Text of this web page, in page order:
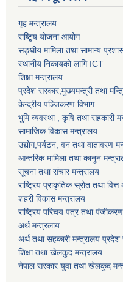
गृह मन्त्रालय
राष्टि्ृय योजना आयोग
सङ्घीय मामिला तथा सामान्य
स्थानीय निकायको लागि ICT
शिक्षा मन्त्रालय
प्रदेश सरकार,मुख्यमन्त्री तथा
केन्द्रीय पञ्जिकरण विभाग
भुमि व्यवस्था , कृषि तथा सहकारी
सामाजिक विकास मन्त्रालय
उद्याेग,पर्यटन, वन तथा वातावरण
आन्तरिक मामिला तथा कानून
सूचना तथा संचार मन्त्रालय
राष्ट्रिय प्राकृतिक स्रोत तथा
शहरी विकास मन्त्रालय
राष्ट्रिय परिचय पत्र तथा पंजीकरण
अर्थ मन्त्रलाय
अर्थ तथा सहकारी मन्त्रालय प्रदेश
शिक्षा तथा खेलकुद मन्‍‍त्रालय
नेपाल सरकार युवा तथा खेलकुद